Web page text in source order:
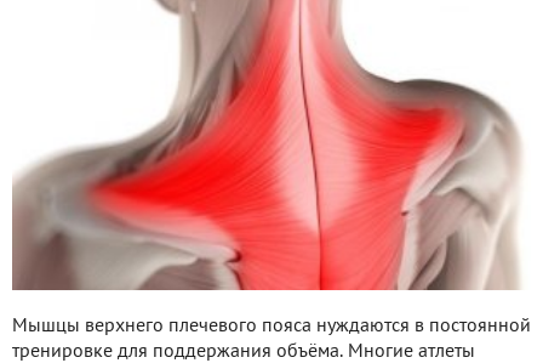
Мышцы верхнего плечевого пояса нуждаются в постоянной
тренировке для поддержания объёма. Многие атлеты